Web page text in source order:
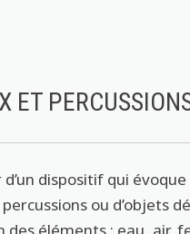
ET
dispositif qui
ou d’objets
des éléments : eau, air,